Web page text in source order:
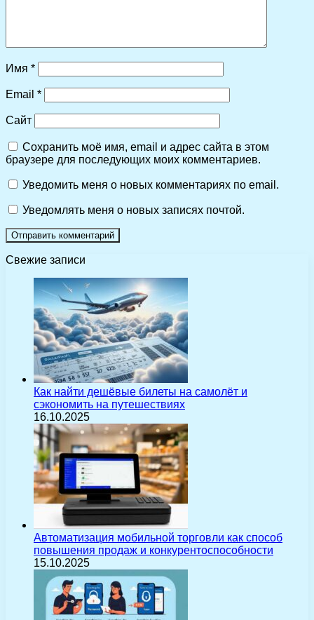
Имя *
Email *
Сайт
Сохранить моё имя, email и адрес сайта в этом
браузере для последующих моих комментариев.
Уведомить меня о новых комментариях по email.
Уведомлять меня о новых записях почтой.
Свежие записи
Как найти дешёвые билеты на самолёт и
сэкономить на путешествиях
16.10.2025
Автоматизация мобильной торговли как способ
повышения продаж и конкурентоспособности
15.10.2025